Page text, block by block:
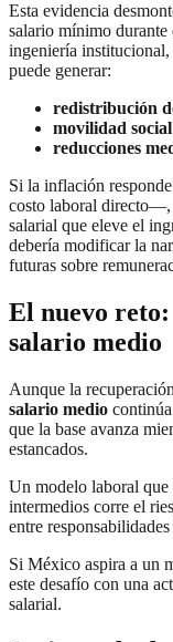
Esta evidencia
salario mínimo durante
ingeniería
puede generar:
redistribución
movilidad social
reducciones
Si la inflación
costo laboral directo—,
salarial que eleve el
debería modificar la
futuras sobre
El nuevo
salario medio
Aunque la
salario medio
que la base avanza
estancados.
Un modelo laboral que
intermedios corre el
entre
Si México aspira a un
este desafío con una
salarial.